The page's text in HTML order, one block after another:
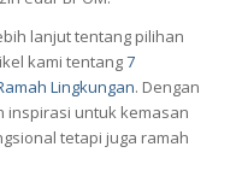
lanjut tentang pilihan
kami tentang7
Lingkungan. Dengan
inspirasi untuk kemasan
tetapi juga ramah